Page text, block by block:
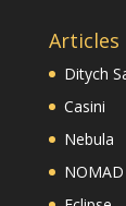
Articles
Ditych
Casini
Nebula